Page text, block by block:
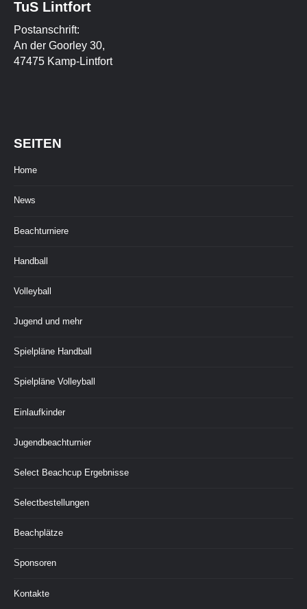
TuS Lintfort
Postanschrift:
An der Goorley 30,
47475 Kamp-Lintfort
SEITEN
Home
News
Beachturniere
Handball
Volleyball
Jugend und mehr
Spielpläne Handball
Spielpläne Volleyball
Einlaufkinder
Jugendbeachturnier
Select Beachcup Ergebnisse
Selectbestellungen
Beachplätze
Sponsoren
Kontakte